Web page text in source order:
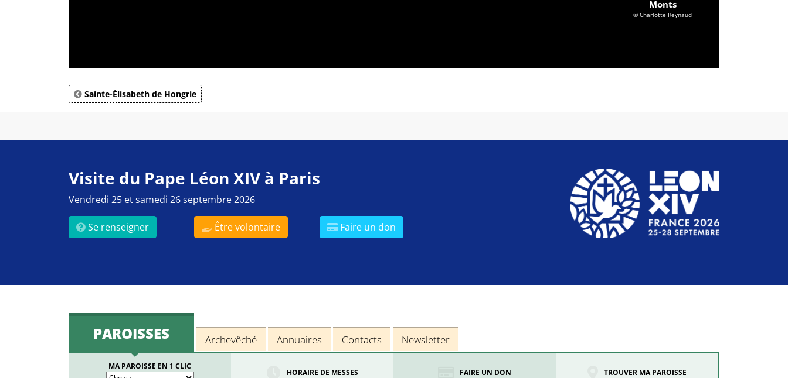
Monts
© Charlotte Reynaud
Sainte-Élisabeth de Hongrie
Visite du Pape Léon XIV à Paris
Vendredi 25 et samedi 26 septembre 2026
Se renseigner Être volontaire Faire un don
PAROISSES Archevêché Annuaires Contacts Newsletter
MA PAROISSE EN 1 CLIC
HORAIRE DE MESSES FAIRE UN DON TROUVER MA PAROISSE